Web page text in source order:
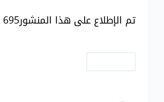
تم الإطلاع على هذا المنشور695 مرة